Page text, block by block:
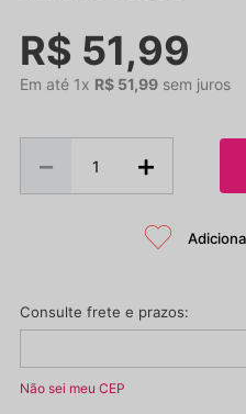
R$ 51,99
Em até 1x R$ 51,99 sem juros
＋
－
Não sei meu CEP